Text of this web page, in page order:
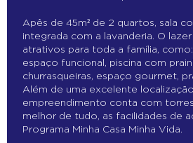
Apês de 45m² de 2 quartos, sala
integrada com a lavanderia. O
atrativos para toda a família,
espaço funcional, piscina com
churrasqueiras, espaço gourmet,
Além de uma excelente
empreendimento conta com
melhor de tudo, as facilidades de
Programa Minha Casa Minha Vida.